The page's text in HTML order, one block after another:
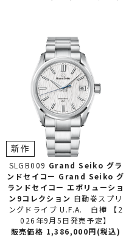
SLGB009 Grand Seiko グラ
ンドセイコー Grand Seiko グ
ランドセイコー エボリューショ
ン9コレクション 自動巻スプリ
ングドライブ U.F.A. 白樺 【2
026年9月5日発売予定】
新作
販売価格 1,386,000円(税込)